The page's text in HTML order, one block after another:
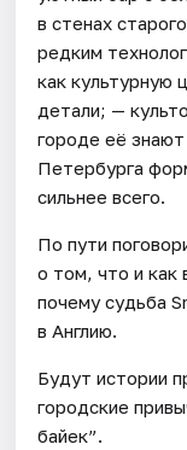
в стенах
редким
как культурную
детали; —
городе её
Петербурга
сильнее всего.
По пути
о том, что и как
почему судьба
в Англию.
Будут истории
городские
байек”.